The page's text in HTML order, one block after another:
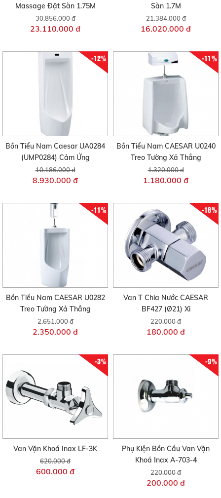
Massage Đặt Sàn 1.75M
30.856.000 đ
23.110.000 đ
Sàn 1.7M
21.384.000 đ
16.020.000 đ
-12%
Bồn Tiểu Nam Caesar UA0284
(UMP0284) Cảm Ứng
10.186.000 đ
8.930.000 đ
-11%
Bồn Tiểu Nam CAESAR U0240
Treo Tường Xả Thẳng
1.320.000 đ
1.180.000 đ
-11%
Bồn Tiểu Nam CAESAR U0282
Treo Tường Xả Thẳng
2.651.000 đ
2.350.000 đ
-18%
Van T Chia Nước CAESAR
BF427 (Ø21) Xi
220.000 đ
180.000 đ
-3%
Van Vặn Khoá Inax LF-3K
620.000 đ
600.000 đ
-9%
Phụ Kiện Bồn Cầu Van Vặn
Khoá Inax A-703-4
220.000 đ
200.000 đ